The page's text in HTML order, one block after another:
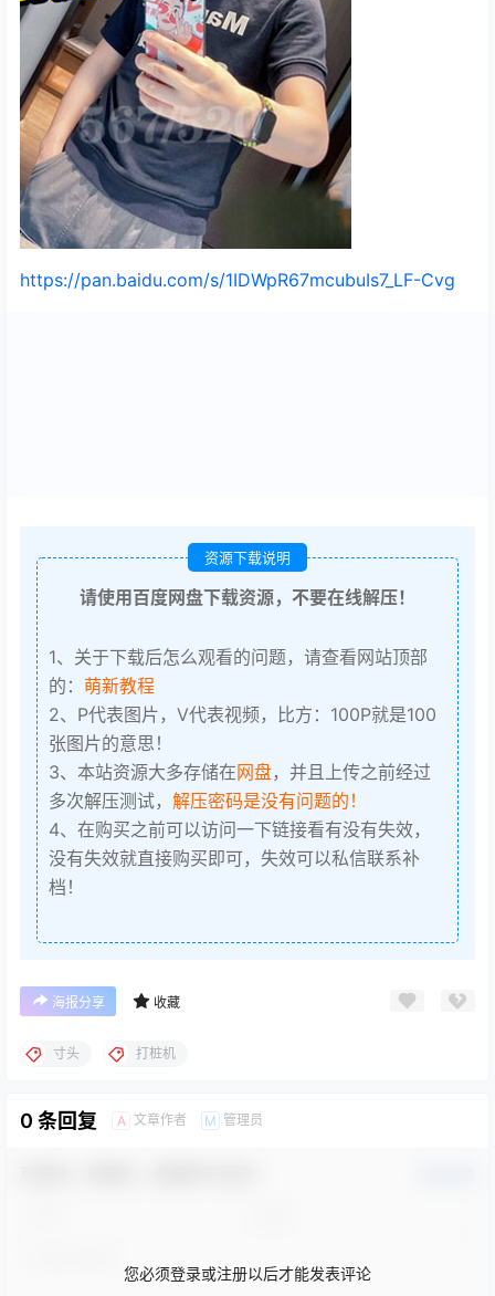
https://pan.baidu.com/s/1IDWpR67mcubuIs7_LF-Cvg
资源下载说明
请使用百度网盘下载资源，不要在线解压！
1、关于下载后怎么观看的问题，请查看网站顶部
的： 萌新教程
2、P代表图片，V代表视频，比方：100P就是100
张图片的意思！
3、本站资源大多存储在网盘，并且上传之前经过
多次解压测试， 解压密码是没有问题的！
4、在购买之前可以访问一下链接看有没有失效，
没有失效就直接购买即可，失效可以私信联系补
档！
海报分享 收藏
寸头 打桩机
0 条回复 A 文章作者 M 管理员
您必须登录或注册以后才能发表评论